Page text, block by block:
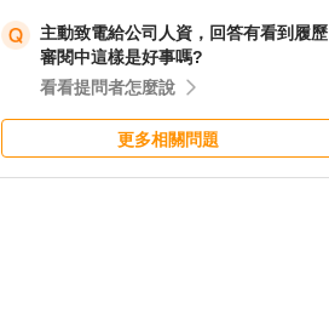
主動致電給公司人資，回答有看到履歷
審閱中這樣是好事嗎?
看看提問者怎麼說
更多相關問題